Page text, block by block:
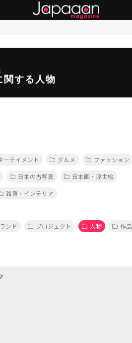
関する人物
ーテイメント グルメ
ファッション
日本の古写真
日本画・浮世絵
雑貨・インテリア
ンド プロジェクト 人物
作品